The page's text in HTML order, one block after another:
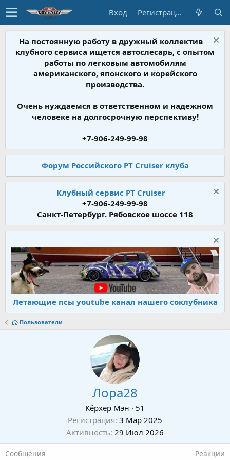
Вход Регистрация
На постоянную работу в дружный коллектив
клубного сервиса ищется автослесарь, с опытом
работы по легковым автомобилям
американского, японского и корейского
производства.
Очень нуждаемся в ответственном и надежном
человеке на долгосрочную перспективу!
+7-906-249-99-98
Форум Российского PT Cruiser клуба
Клубный сервис PT Cruiser
+7-906-249-99-98
Санкт-Петербург. Рябовское шоссе 118
Летающие псы youtube канал нашего соклубника
Пользователи
Лора28
Кёрхер Мэн · 51
Регистрация 3 Мар 2025
Активность 29 Июл 2026
Сообщения Реакции